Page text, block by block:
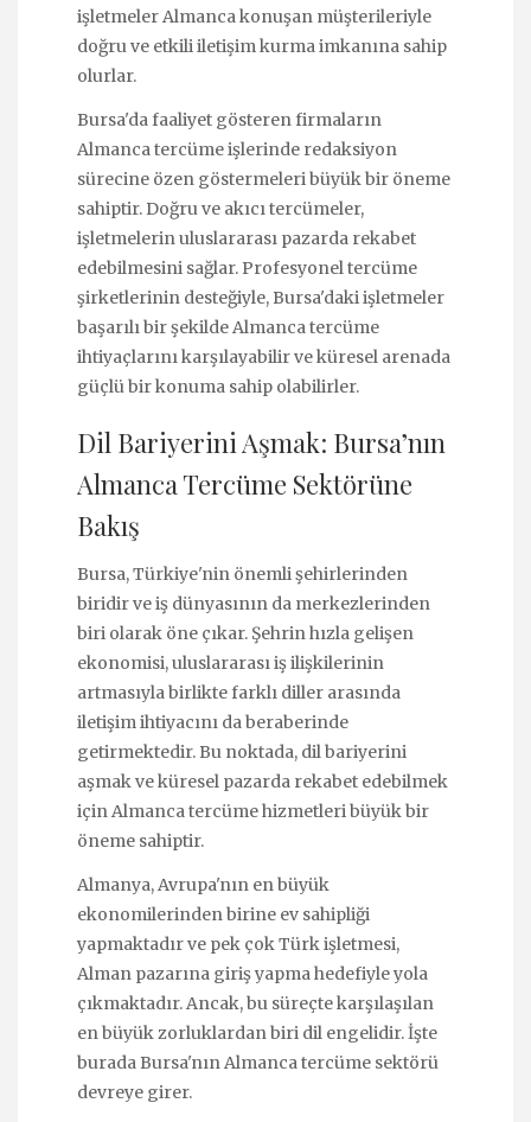
işletmeler Almanca konuşan müşterileriyle
doğru ve etkili iletişim kurma imkanına sahip
olurlar.
Bursa'da faaliyet gösteren firmaların
Almanca tercüme işlerinde redaksiyon
sürecine özen göstermeleri büyük bir öneme
sahiptir. Doğru ve akıcı tercümeler,
işletmelerin uluslararası pazarda rekabet
edebilmesini sağlar. Profesyonel tercüme
şirketlerinin desteğiyle, Bursa'daki işletmeler
başarılı bir şekilde Almanca tercüme
ihtiyaçlarını karşılayabilir ve küresel arenada
güçlü bir konuma sahip olabilirler.
Dil Bariyerini Aşmak: Bursa’nın
Almanca Tercüme Sektörüne
Bakış
Bursa, Türkiye'nin önemli şehirlerinden
biridir ve iş dünyasının da merkezlerinden
biri olarak öne çıkar. Şehrin hızla gelişen
ekonomisi, uluslararası iş ilişkilerinin
artmasıyla birlikte farklı diller arasında
iletişim ihtiyacını da beraberinde
getirmektedir. Bu noktada, dil bariyerini
aşmak ve küresel pazarda rekabet edebilmek
için Almanca tercüme hizmetleri büyük bir
öneme sahiptir.
Almanya, Avrupa'nın en büyük
ekonomilerinden birine ev sahipliği
yapmaktadır ve pek çok Türk işletmesi,
Alman pazarına giriş yapma hedefiyle yola
çıkmaktadır. Ancak, bu süreçte karşılaşılan
en büyük zorluklardan biri dil engelidir. İşte
burada Bursa'nın Almanca tercüme sektörü
devreye girer.